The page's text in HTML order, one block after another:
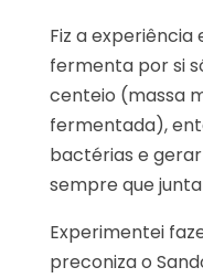
Fiz a experiência
fermenta por si
centeio (massa
fermentada),
bactérias e
sempre que
Experimentei
preconiza o